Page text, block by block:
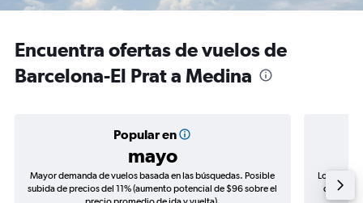
Encuentra ofertas de vuelos de
Barcelona-El Prat a Medina
Popular en
mayo
Mayor demanda de vuelos basada en las búsquedas. Posible
subida de precios del 11% (aumento potencial de $96 sobre el
Los
de